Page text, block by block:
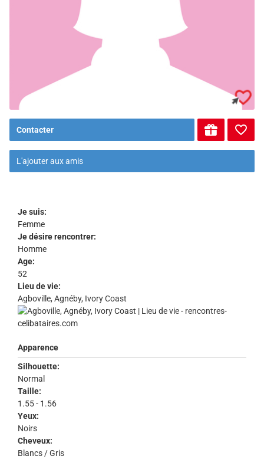
Contacter
L'ajouter aux amis
Je suis:
Femme
Je désire rencontrer:
Homme
Age:
52
Lieu de vie:
Agboville, Agnéby, Ivory Coast
Apparence
Silhouette:
Normal
Taille:
1.55 - 1.56
Yeux:
Noirs
Cheveux:
Blancs / Gris